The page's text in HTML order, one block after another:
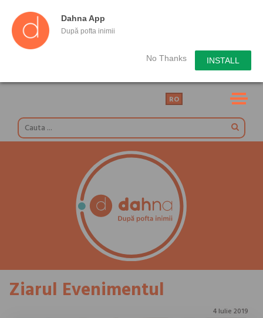
Dahna App
După pofta inimii
No Thanks INSTALL
RO
Ziarul Evenimentul
4 Iulie 2019